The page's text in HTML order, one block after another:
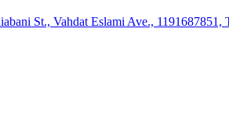
St., Vahdat Eslami Ave., 1191687851,